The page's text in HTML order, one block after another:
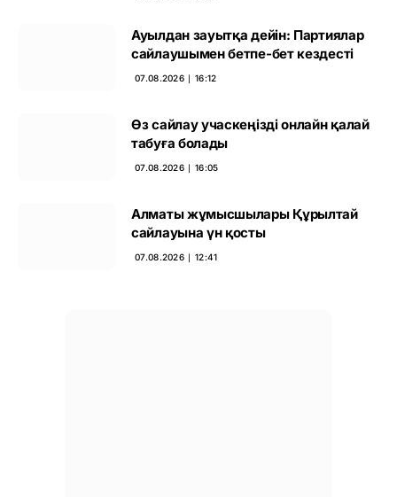
Ауылдан зауытқа дейін: Партиялар
сайлаушымен бетпе-бет кездесті
07.08.2026 ∣ 16:12
Өз сайлау учаскеңізді онлайн қалай
табуға болады
07.08.2026 ∣ 16:05
Алматы жұмысшылары Құрылтай
сайлауына үн қосты
07.08.2026 ∣ 12:41